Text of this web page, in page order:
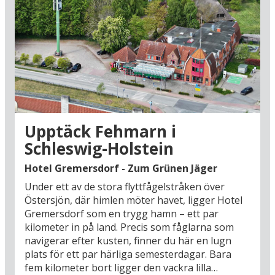
nyrökt sill i Eckernfördes hamn (28 km), ett av
Nordtysklands autentiska fiskelägen. Eller göra
en utflykt till Flensburg (88 km) med sina mysiga
specialaffärer, gamla kaptensgårdar och
mikrobryggerier vid hamnen, där det serveras
god, lokal öl och mycket atmosfär.
I områdets inland har du också det stora
sjölandskapet Holsteinische Schweiz, där en
självklar utflykt går till Grosser Plöner See med
huvudstaden Plön (48 km). Följ också de gamla
handelsvägarna till Hansastaden Lübeck med
dess världsarvslistade korsvirkescentrum och
gotiska prakt (100 km) eller ge hela familjen en
tur till nöjesparken Hansa-Park (77 km), som är
öppen från mars till oktober. Men glöm inte
upplevelserna i närheten, där Kiels livliga
centrum lockar med butiker och restauranger,
promenader vid hamnen och kullerstensgator i
den historiska stadskärnan, som framvisar arvet
Upptäck Fehmarn i
Schleswig-Holstein
Hotel Gremersdorf - Zum Grünen Jäger
Under ett av de stora flyttfågelstråken över
Östersjön, där himlen möter havet, ligger Hotel
Gremersdorf som en trygg hamn – ett par
kilometer in på land. Precis som fåglarna som
navigerar efter kusten, finner du här en lugn
plats för ett par härliga semesterdagar. Bara
fem kilometer bort ligger den vackra lilla